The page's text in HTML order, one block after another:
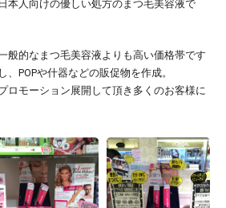
本人向けの優しい処方のまつ毛美容液で
般的なまつ毛美容液よりも高い価格帯です
POPや什器などの販促物を作成。
ロモーション展開して頂き多くのお客様に